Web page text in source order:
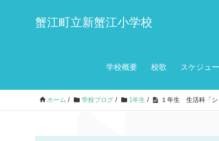
蟹江町立新蟹江小学校
学校概要 校歌 スケジュ
ホーム / 学校ブログ / 1年生 / １年生 生活科「シ